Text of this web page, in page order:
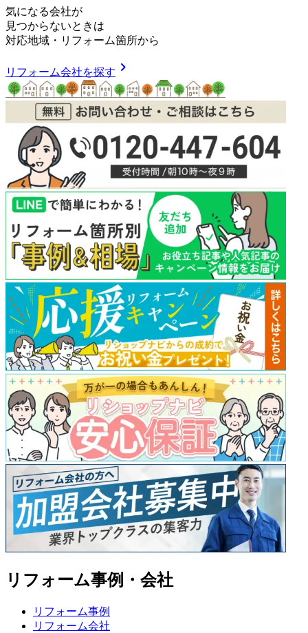
気になる会社が
見つからないときは
対応地域 ・ リフォーム箇所から
リフォーム会社を探す chevron_right
リフォーム事例・会社
リフォーム事例
リフォーム会社